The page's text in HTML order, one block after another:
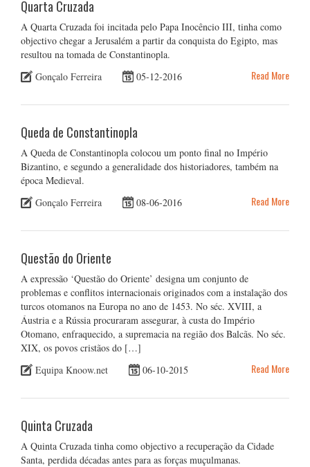
Quarta Cruzada
A Quarta Cruzada foi incitada pelo Papa Inocêncio III, tinha como
objectivo chegar a Jerusalém a partir da conquista do Egipto, mas
resultou na tomada de Constantinopla.
Gonçalo Ferreira
05-12-2016 Read More
Queda de Constantinopla
A Queda de Constantinopla colocou um ponto final no Império
Bizantino, e segundo a generalidade dos historiadores, também na
época Medieval.
Gonçalo Ferreira
08-06-2016 Read More
Questão do Oriente
A expressão ‘Questão do Oriente’ designa um conjunto de
problemas e conflitos internacionais originados com a instalação dos
turcos otomanos na Europa no ano de 1453. No séc. XVIII, a
Áustria e a Rússia procuraram assegurar, à custa do Império
Otomano, enfraquecido, a supremacia na região dos Balcãs. No séc.
XIX, os povos cristãos do […]
Equipa Knoow.net
06-10-2015 Read More
Quinta Cruzada
A Quinta Cruzada tinha como objectivo a recuperação da Cidade
Santa, perdida décadas antes para as forças muçulmanas.